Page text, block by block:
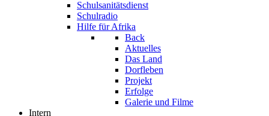
Schulsanitätsdienst
Schulradio
Hilfe für Afrika
Back
Aktuelles
Das Land
Dorfleben
Projekt
Erfolge
Galerie und Filme
Intern